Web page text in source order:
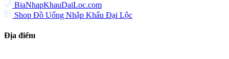
BiaNhapKhauDaiLoc.com
Shop Đồ Uống Nhập Khẩu Đại Lộc
Địa điểm